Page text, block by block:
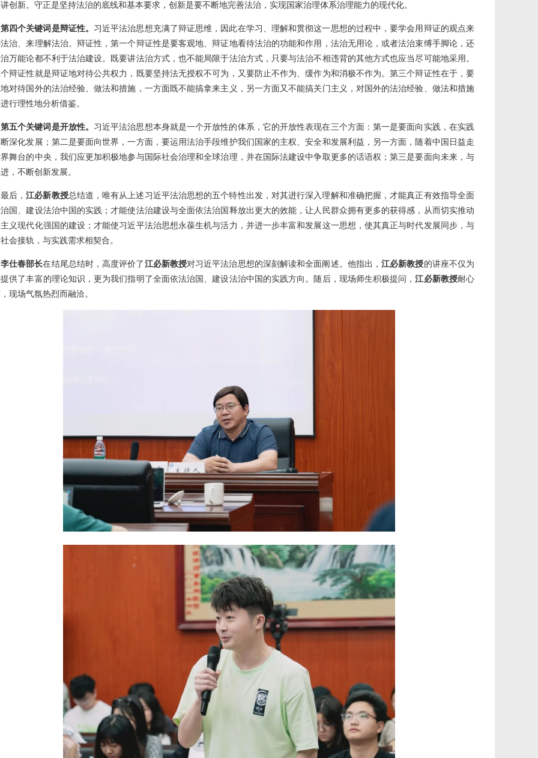
创新。守正是坚持法治的底线和基本要求，创新是要不断地完善法治，实现国家治理体系治理能力的现代化。
第四个关键词是辩证性。 习近平法治思想充满了辩证思维，因此在学习、理解和贯彻这一思想的过程中，要学会用辩证的观点来
治、来理解法治。辩证性，第一个辩证性是要客观地、辩证地看待法治的功能和作用，法治无用论，或者法治束缚手脚论，还
万能论都不利于法治建设。既要讲法治方式，也不能局限于法治方式，只要与法治不相违背的其他方式也应当尽可能地采用。
辩证性就是辩证地对待公共权力，既要坚持法无授权不可为，又要防止不作为、缓作为和消极不作为。第三个辩证性在于，要
对待国外的法治经验、做法和措施，一方面既不能搞拿来主义，另一方面又不能搞关门主义，对国外的法治经验、做法和措施
行理性地分析借鉴。
第五个关键词是开放性。 习近平法治思想本身就是一个开放性的体系，它的开放性表现在三个方面：第一是要面向实践，在实践
深化发展；第二是要面向世界，一方面，要运用法治手段维护我们国家的主权、安全和发展利益，另一方面，随着中国日益走
舞台的中央，我们应更加积极地参与国际社会治理和全球治理，并在国际法建设中争取更多的话语权；第三是要面向未来，与
，不断创新发展。
最后，江必新教授总结道，唯有从上述习近平法治思想的五个特性出发，对其进行深入理解和准确把握，才能真正有效指导全面
国、建设法治中国的实践；才能使法治建设与全面依法治国释放出更大的效能，让人民群众拥有更多的获得感，从而切实推动
义现代化强国的建设；才能使习近平法治思想永葆生机与活力，并进一步丰富和发展这一思想，使其真正与时代发展同步，与
社会接轨，与实践需求相契合。
李仕春部长在结尾总结时，高度评价了 江必新教授对习近平法治思想的深刻解读和全面阐述。他指出，江必新教授的讲座不仅为
供了丰富的理论知识，更为我们指明了全面依法治国、建设法治中国的实践方向。随后，现场师生积极提问，江必新教授耐心
现场气氛热烈而融洽。